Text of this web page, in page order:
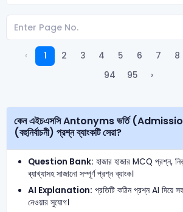
‹ 1 2 3 4 5 6 7 8
94
95 ›
কেন এইচএসসি Antonyms ভর্তি (Admission) MCQ
(বহুনির্বাচনী) প্রশ্ন ব্যাংকটি সেরা?
Question Bank: হাজার হাজার MCQ প্রশ্ন,
ব্যাখ্যাসহ সাজানো সম্পূর্ণ প্রশ্ন ব্যাংক।
AI Explanation: প্রতিটি কঠিন প্রশ্ন AI দিয়ে
নেওয়ার সুযোগ।